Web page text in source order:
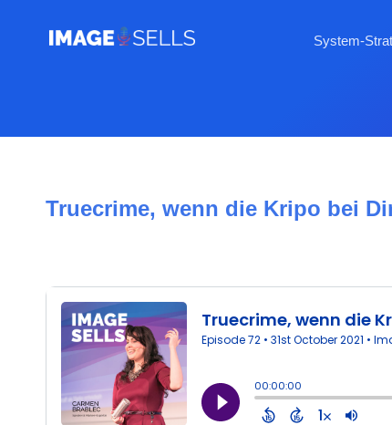
System-
Truecrime, wenn die Kripo bei